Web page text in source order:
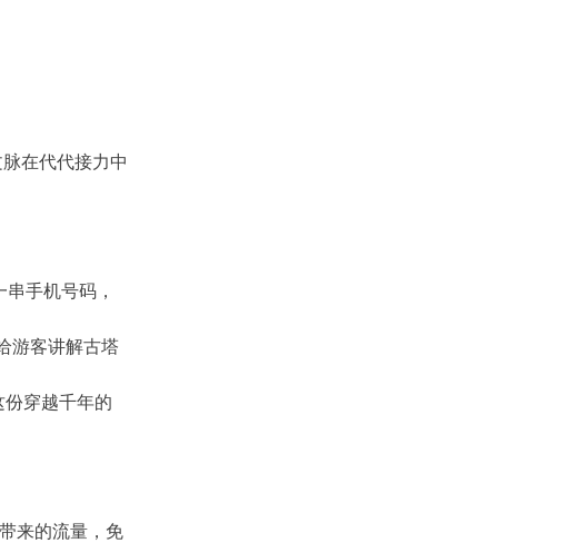
在代代接力中
手机号码，
游客讲解古塔
穿越千年的
来的流量，免